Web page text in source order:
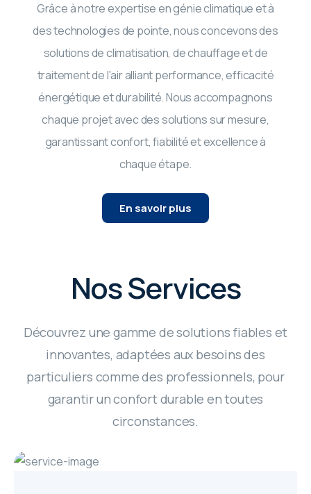
Grâce à notre expertise en génie climatique et à
des technologies de pointe, nous concevons des
solutions de climatisation, de chauffage et de
traitement de l'air alliant performance, efficacité
énergétique et durabilité. Nous accompagnons
chaque projet avec des solutions sur mesure,
garantissant confort, fiabilité et excellence à
chaque étape.
En savoir plus
Nos Services
Découvrez une gamme de solutions fiables et
innovantes, adaptées aux besoins des
particuliers comme des professionnels, pour
garantir un confort durable en toutes
circonstances.